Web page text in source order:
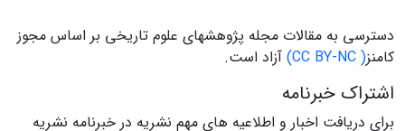
دسترسی به مقالات مجله پژوهشهای علوم تاریخی بر اساس مجوز
کامنز( CC BY-NC) آزاد است.
اشتراک خبرنامه
برای دریافت اخبار و اطلاعیه های مهم نشریه در خبرنامه نشریه